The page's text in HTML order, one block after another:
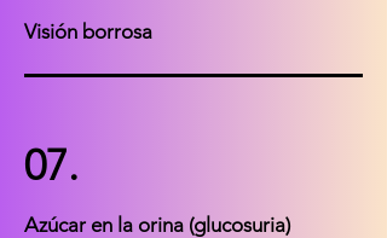
Visión borrosa
07.
Azúcar en la orina (glucosuria)